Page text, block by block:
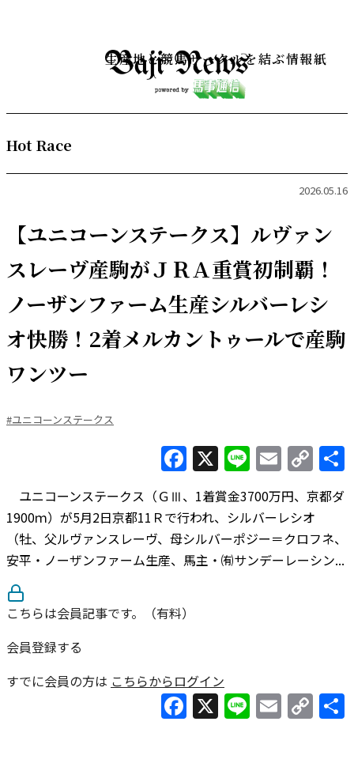
生産地と競馬サークルを結ぶ情報紙
Hot Race
2026.05.16
【ユニコーンステークス】ルヴァン
スレーヴ産駒がＪＲＡ重賞初制覇！
ノーザンファーム生産シルバーレシ
オ快勝！2着メルカントゥールで産駒
ワンツー
#ユニコーンステークス
Facebook
X LineEmail
ユニコーンステークス（ＧⅢ、1着賞金3700万円、京都ダ
1900ｍ）が5月2日京都11Ｒで行われ、シルバーレシオ
（牡、父ルヴァンスレーヴ、母シルバーポジー＝クロフネ、
安平・ノーザンファーム生産、馬主・㈲サンデーレーシン...
こちらは会員記事です。（有料）
会員登録する
すでに会員の方は こちらからログイン
Facebook
X LineEmail